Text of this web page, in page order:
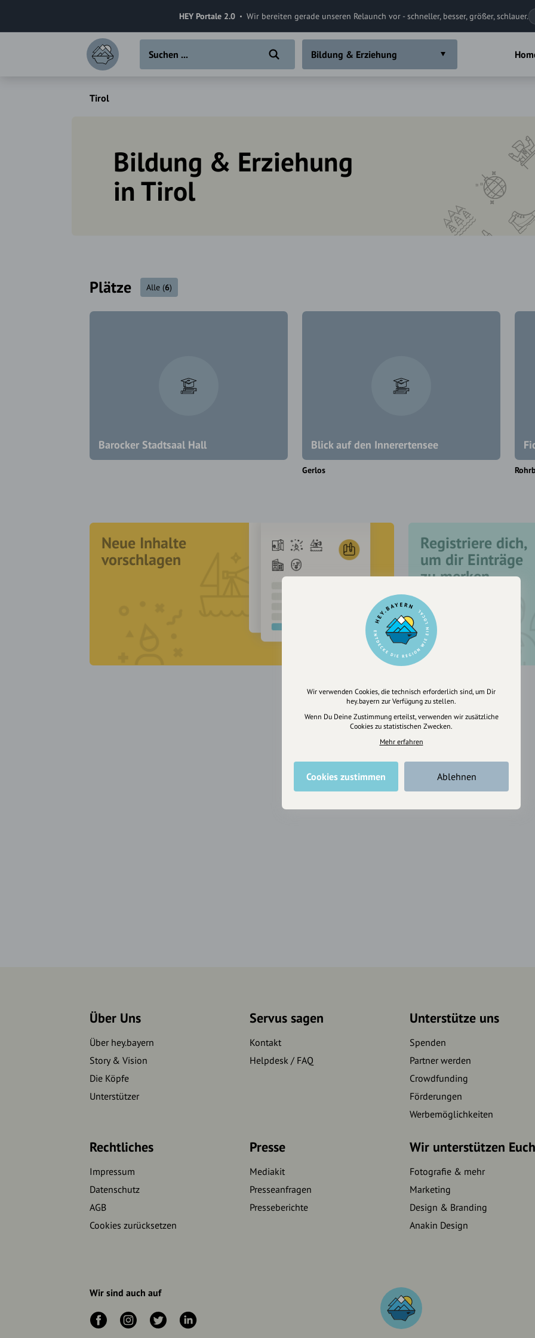
HEY Portale 2.0 Wir bereiten gerade unseren Relaunch vor - schneller, besser, größer, schlauer.
Bildung & Erziehung
Tirol
Bildung & Erziehung
in Tirol
Plätze Alle (6)
Barocker Stadtsaal Hall Blick auf den Innerertensee
Gerlos
Neue Inhalte
vorschlagen
Registriere dich,
um dir Einträge
zu merken
Über Uns
Über hey.bayern
Story & Vision
Die Köpfe
Unterstützer
Servus sagen
Kontakt
Helpdesk / FAQ
Unterstütze uns
Spenden
Partner werden
Crowdfunding
Förderungen
Werbemöglichkeiten
Rechtliches
Impressum
Datenschutz
AGB
Cookies zurücksetzen
Presse
Mediakit
Presseanfragen
Presseberichte
Wir unterstützen Euch
Fotografie & mehr
Marketing
Design & Branding
Anakin Design
Wir sind auch auf
Wir verwenden Cookies, die technisch erforderlich sind, um Dir
hey.bayern zur Verfügung zu stellen.
Wenn Du Deine Zustimmung erteilst, verwenden wir zusätzliche
Cookies zu statistischen Zwecken.
Mehr erfahren
Cookies zustimmen Ablehnen